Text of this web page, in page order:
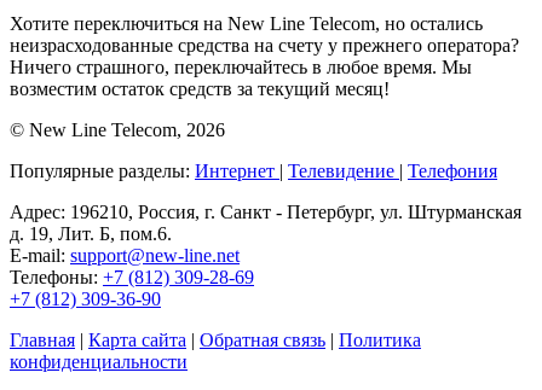
Хотите переключиться на New Line Telecom, но остались
неизрасходованные средства на счету у прежнего оператора?
Ничего страшного, переключайтесь в любое время. Мы
возместим остаток средств за текущий месяц!
© New Line Telecom, 2026
Популярные разделы: Интернет | Телевидение | Телефония
Адрес: 196210, Россия, г. Санкт - Петербург, ул. Штурманская
д. 19, Лит. Б, пом.6.
E-mail: support@new-line.net
Телефоны: +7 (812) 309-28-69
+7 (812) 309-36-90
Главная | Карта сайта | Обратная связь | Политика
конфиденциальности